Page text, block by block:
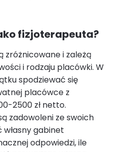
fizjoterapeuta?
zróżnicowane i zależą
i rodzaju placówki. W
spodziewać się
placówce z
2500 zł netto.
zadowoleni ze swoich
gabinet
odpowiedzi, ile